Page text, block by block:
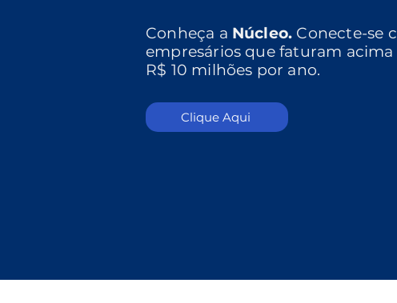
Conheça a Núcleo. Conecte-se
empresários que faturam acima
R$ 10 milhões por ano.
Clique Aqui